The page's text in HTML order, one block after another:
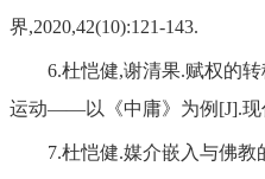
界,2020,42(10):121-143.
6.杜恺健,谢清果.赋权的
运动——以《中庸》为例[J].现
7.杜恺健.媒介嵌入与佛